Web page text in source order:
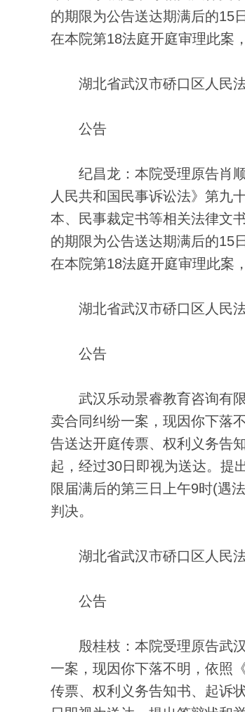
的期限为公告送达期满后的15
在本院第18法庭开庭审理此案
湖北省武汉市硚口区人民
公告
纪昌龙：本院受理原告肖顺
人民共和国民事诉讼法》第九
本、民事裁定书等相关法律文
的期限为公告送达期满后的15
在本院第18法庭开庭审理此案
湖北省武汉市硚口区人民
公告
武汉乐动景睿教育咨询有限
卖合同纠纷一案，现因你下落
告送达开庭传票、权利义务告
起，经过30日即视为送达。提
限届满后的第三日上午9时(遇
判决。
湖北省武汉市硚口区人民
公告
殷桂枝：本院受理原告武汉
一案，现因你下落不明，依照
传票、权利义务告知书、起诉